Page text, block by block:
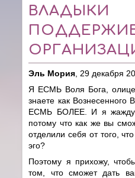
ВЛАДЫКИ
Эль Мория , 29 декабря
Я ЕСМЬ Воля Бога,
знаете как
ЕСМЬ БОЛЕЕ. И я жажду
потому что как же вы
отделили себя от того,
эго?
Поэтому я прихожу,
том, что сможет дать